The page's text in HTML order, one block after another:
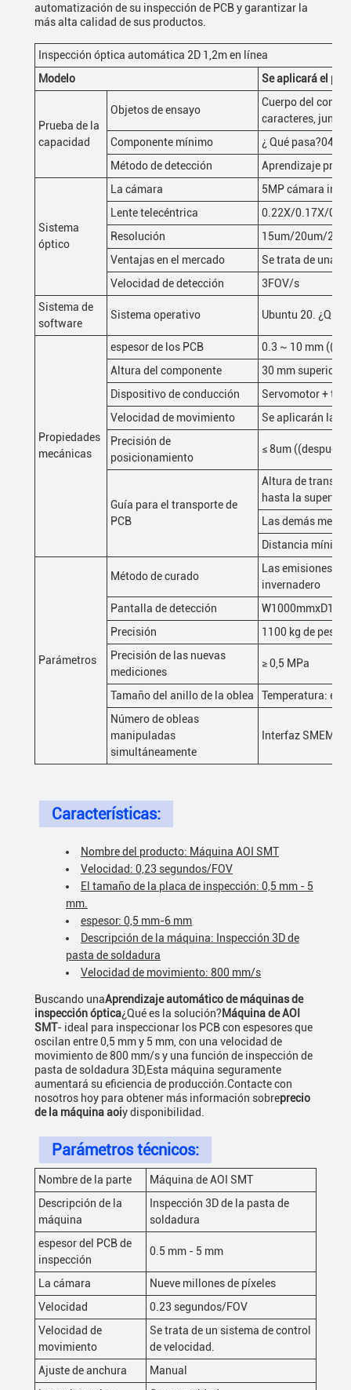
automatización de su inspección de PCB y garantizar la
más alta calidad de sus productos.
Inspección óptica automática 2D 1,2m en línea
Modelo
Se aplicará el
Prueba de la
capacidad
Objetos de ensayo
Cuerpo del
caracteres,
Componente mínimo
¿ Qué pasa?0402
Método de detección
Aprendizaje
Sistema
óptico
La cámara
5MP cámara
Lente telecéntrica
0.22X/0.17X/
Resolución
15um/20um/25
Ventajas en el mercado
Se trata de una
Velocidad de detección
3FOV/s
Sistema de
software
Sistema operativo Ubuntu 20. ¿Qué
Propiedades
mecánicas
espesor de los PCB
0.3 ~ 10 mm
Altura del componente
30 mm superior,
Dispositivo de conducción
Servomotor +
Velocidad de movimiento
Se aplicarán las
Precisión de
posicionamiento
≤ 8um ((después
Guía para el transporte de
PCB
Altura de
hasta la
Las demás
Distancia mínima
Parámetros
Método de curado
Las emisiones
invernadero
Pantalla de detección
Precisión
1100 kg de peso
Precisión de las nuevas
mediciones
≥ 0,5 MPa
Tamaño del anillo de la oblea
Temperatura:
Número de obleas
manipuladas
simultáneamente
Interfaz SMEMA
Características:
Nombre del producto: Máquina AOI SMT
Velocidad: 0,23 segundos/FOV
El tamaño de la placa de inspección: 0,5 mm - 5
mm.
espesor: 0,5 mm-6 mm
Descripción de la máquina: Inspección 3D de
pasta de soldadura
Velocidad de movimiento: 800 mm/s
Buscando unaAprendizaje automático de máquinas de
inspección óptica¿Qué es la solución?Máquina de AOI
SMT- ideal para inspeccionar los PCB con espesores que
oscilan entre 0,5 mm y 5 mm, con una velocidad de
movimiento de 800 mm/s y una función de inspección de
pasta de soldadura 3D,Esta máquina seguramente
aumentará su eficiencia de producción.Contacte con
nosotros hoy para obtener más información sobreprecio
de la máquina aoiy disponibilidad.
Parámetros técnicos:
Nombre de la parte
Máquina de AOI SMT
Descripción de la
máquina
Inspección 3D de la pasta de
soldadura
espesor del PCB de
inspección
0.5 mm - 5 mm
La cámara
Nueve millones de píxeles
Velocidad
0.23 segundos/FOV
Velocidad de
movimiento
Se trata de un sistema de control
de velocidad.
Ajuste de anchura
Manual